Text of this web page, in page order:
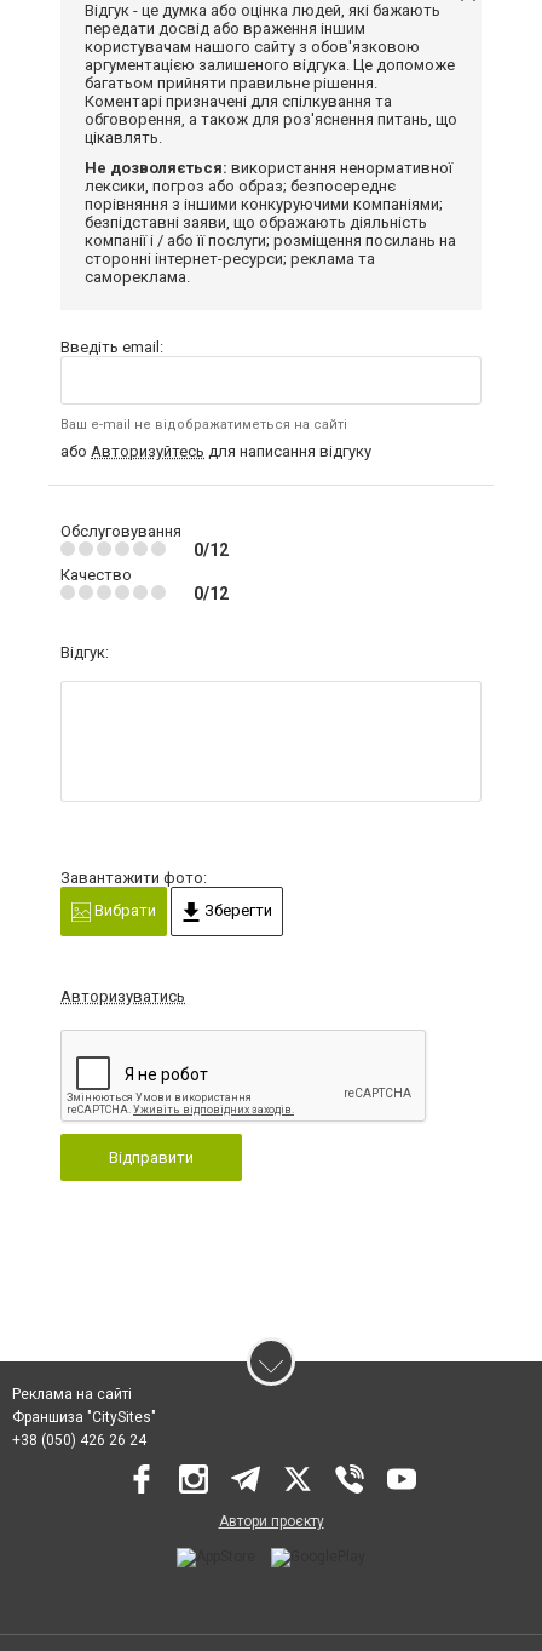
Відгук - це думка або оцінка людей, які бажають
передати досвід або враження іншим
користувачам нашого сайту з обов'язковою
аргументацією залишеного відгука. Це допоможе
багатьом прийняти правильне рішення.
Коментарі призначені для спілкування та
обговорення, а також для роз'яснення питань, що
цікавлять.
Не дозволяється: використання ненормативної
лексики, погроз або образ; безпосереднє
порівняння з іншими конкуруючими компаніями;
безпідставні заяви, що ображають діяльність
компанії і / або її послуги; розміщення посилань на
сторонні інтернет-ресурси; реклама та
самореклама.
Введіть email:
Ваш e-mail не відображатиметься на сайті
або Авторизуйтесь для написання відгуку
Обслуговування
0/12
Качество
0/12
Відгук:
Завантажити фото:
Вибрати
Зберегти
Авторизуватись
Відправити
Реклама на сайті
Франшиза "CitySites"
+38 (050) 426 26 24
Автори проєкту